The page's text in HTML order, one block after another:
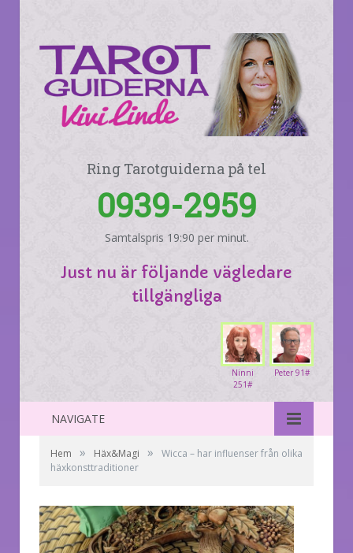
Ring Tarotguiderna på tel
0939-2959
Samtalspris 19:90 per minut.
Just nu är följande vägledare
tillgängliga
Peter 91#
Ninni
251#
NAVIGATE
Hem » Häx&Magi »
Wicca – har influenser från olika
häxkonsttraditioner